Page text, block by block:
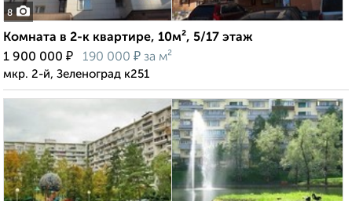
8
Комната в 2-к квартире, 10м², 5/17 этаж
1 900 000 ₽ 190 000 ₽ за м²
мкр. 2-й, Зеленоград к251